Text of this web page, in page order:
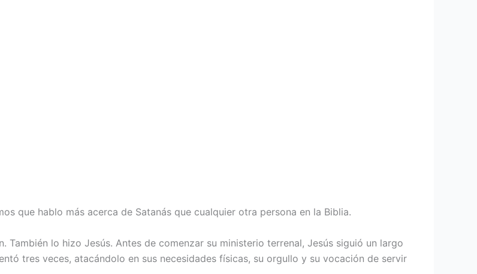
que hablo más acerca de Satanás que cualquier otra persona en la Biblia.
También lo hizo Jesús. Antes de comenzar su ministerio terrenal, Jesús siguió un largo
tres veces, atacándolo en sus necesidades físicas, su orgullo y su vocación de servir